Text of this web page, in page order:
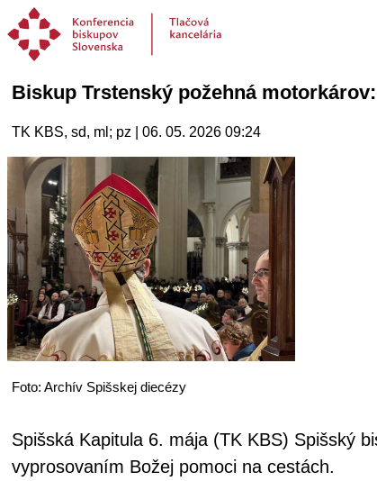
Biskup Trstenský požehná
TK KBS, sd, ml; pz | 06. 05. 2026 09:24
Foto: Archív Spišskej diecézy
Spišská Kapitula 6. mája (TK KBS) Spišský
vyprosovaním Božej pomoci na cestách.